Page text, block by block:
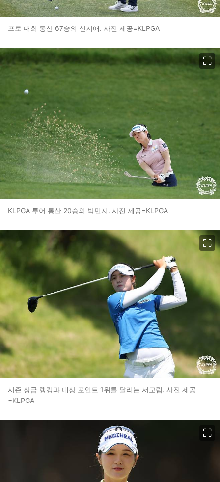
프로 대회 통산 67승의 신지애. 사진 제공=KLPGA
KLPGA 투어 통산 20승의 박민지. 사진 제공=KLPGA
시즌 상금 랭킹과 대상 포인트 1위를 달리는 서교림. 사진 제공
=KLPGA